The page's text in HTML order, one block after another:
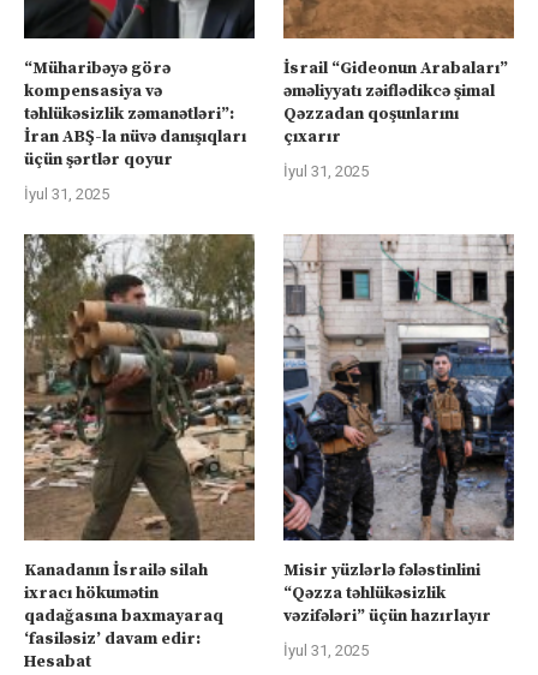
“Müharibəyə görə
kompensasiya və
təhlükəsizlik zəmanətləri”:
İran ABŞ-la nüvə danışıqları
üçün şərtlər qoyur
İyul 31, 2025
İsrail “Gideonun Arabaları”
əməliyyatı zəiflədikcə şimal
Qəzzadan qoşunlarını
çıxarır
İyul 31, 2025
Kanadanın İsrailə silah
ixracı hökumətin
qadağasına baxmayaraq
‘fasiləsiz’ davam edir:
Hesabat
Misir yüzlərlə fələstinlini
“Qəzza təhlükəsizlik
vəzifələri” üçün hazırlayır
İyul 31, 2025